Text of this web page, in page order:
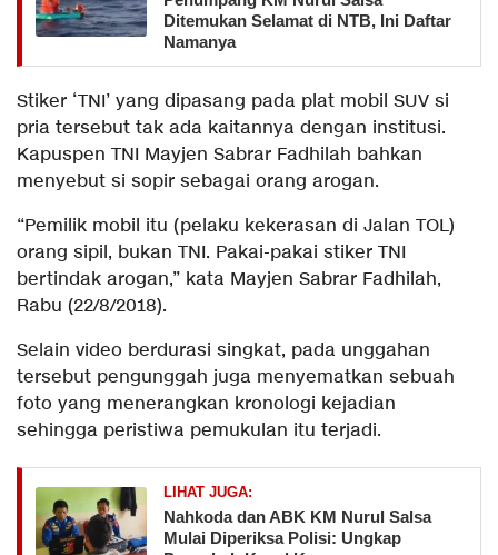
Ditemukan Selamat di NTB, Ini Daftar
Namanya
Stiker ‘TNI’ yang dipasang pada plat mobil SUV si
pria tersebut tak ada kaitannya dengan institusi.
Kapuspen TNI Mayjen Sabrar Fadhilah bahkan
menyebut si sopir sebagai orang arogan.
“Pemilik mobil itu (pelaku kekerasan di Jalan TOL)
orang sipil, bukan TNI. Pakai-pakai stiker TNI
bertindak arogan,” kata Mayjen Sabrar Fadhilah,
Rabu (22/8/2018).
Selain video berdurasi singkat, pada unggahan
tersebut pengunggah juga menyematkan sebuah
foto yang menerangkan kronologi kejadian
sehingga peristiwa pemukulan itu terjadi.
LIHAT JUGA:
Nahkoda dan ABK KM Nurul Salsa
Mulai Diperiksa Polisi: Ungkap